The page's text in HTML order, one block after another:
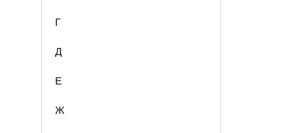
Г
Д
Е
Ж